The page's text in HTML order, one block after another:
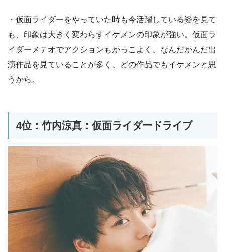
・仮面ライダーをやっていた時も今活躍している姿を見て
も、印象は大きく変わらずイケメンの印象が強い。仮面ラ
イダーメテオでアクションもかっこよく、なんだかんだ出
演作品を見ていることが多く、どの作品でもイケメンと思
うから。
4位：竹内涼真：仮面ライダードライブ